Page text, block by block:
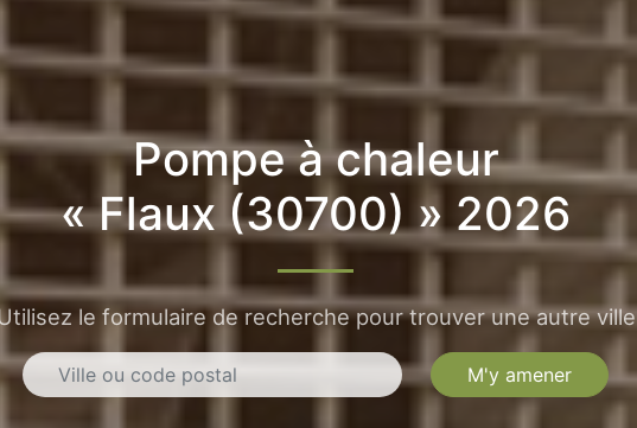
Pompe à chaleur
« Flaux (30700) » 2026
le formulaire de recherche pour trouver une autre ville
M'y amener